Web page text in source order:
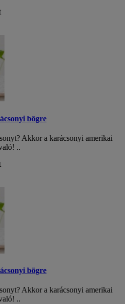
bögre
Akkor a karácsonyi amerikai
..
bögre
Akkor a karácsonyi amerikai
..